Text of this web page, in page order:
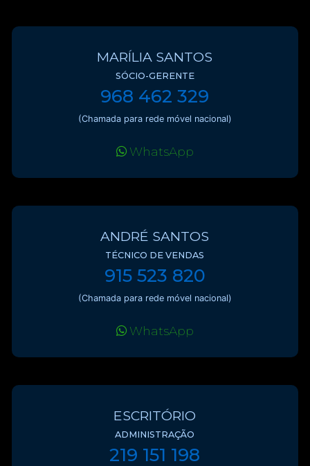
MARÍLIA SANTOS
SÓCIO-GERENTE
968 462 329
(Chamada para rede móvel nacional)
WhatsApp
ANDRÉ SANTOS
TÉCNICO DE VENDAS
915 523 820
(Chamada para rede móvel nacional)
WhatsApp
ESCRITÓRIO
ADMINISTRAÇÃO
219 151 198